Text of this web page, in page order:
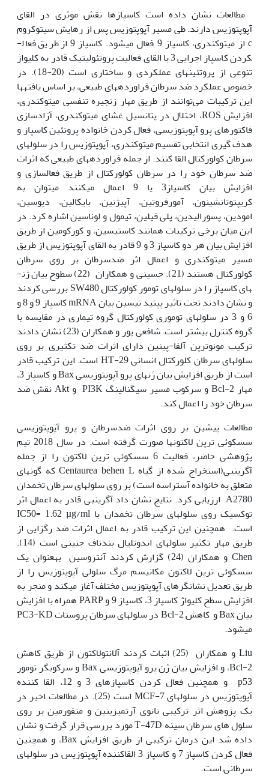
مطالعات نشان داده است کاسپازها نقش موثری در القای
آپوپتوزیس دارند. طی مسیر آپوپتوزیس پس از رهایش سیتوکروم
c از میتوکندری، کاسپاز 9 فعال می­شود. کاسپاز 9 از طریق فعال­
کردن کاسپاز اجرایی 3 با القای فعالیت پروتئولیتیک قادر به کلیواژ
تنوعی از پروتئین­های عملکردی و ساختاری است (20-18). در
خصوص عملکرد ضد سرطان فراورده­های طبیعی، بر اساس یافته­ها
این ترکیبات می‌توانند از طریق مهار زنجیره تنفسی میتوکندری،
افزایش ROS، اختلال در پتانسیل غشای میتوکندری، آزادسازی
فاکتورهای پرو آپوپتوزیسی، فعال کردن خانواده پروتئین کاسپاز و
هدف گیری انتخابی تقسیم میتوکندری، آپوپتوزیس را در سلول‫های
سرطان کولورکتال القا کنند. از جمله فراورده­های طبیعی که اثرات
ضد سرطان خود را در سرطان کولورکتال از طریق فعال­سازی و
افزایش بیان کاسپاز3 یا 9 اعمال می
کنند می­توان به
کریپتوتانشینون، آمورفروتین، آپی­ژنین، بایکالین، دیوسین،
امودین، پسورالیدین، پلی فیلین، تیمول و لوناسین اشاره کرد. در
این میان برخی ترکیبات همانند کاستیسین، و کورکومین از طریق
افزایش بیان هر دو کاسپاز 3 و 9 قادر به القای آپوپتوزیس از طریق
مسیر میتوکندری و اعمال اثر ضدسرطان بر روی سرطان
کولورکتال هستند (21). حسینی و همکاران (22) سطوح بیان ژن­
های کاسپاز را در سلول‫های تومور کولورکتال SW480 بررسی کردند
و نشان دادند تحت تاثیر پپتید نیسین بیان mRNA کاسپاز 9 و 8 و
6 و 3 در سلول‫های توموری کولورکتال گروه تیماری در مقایسه با
گروه کنترل بیشتر است. شافعی پور و همکاران (23) نشان دادند
ترکیب مونوترپن آلفا-پینین دارای اثرات ضد تکثیری بر روی
سلول‫های سرطان کلورکتال انسانی HT-29 است. این ترکیب قادر
است از طریق افزایش بیان ژن‫های پرو آپوپتوزیسی Bax و کاسپاز 3،
مهار Bcl-2 و سرکوب مسیر سیگنالینگ PI3K و Akt نقش ضد
سرطان خود را اعمال کند.
مطالعات پیشین بر روی اثرات ضدسرطان و پرو آپوپتوزیسی
سسکوئی ترپن لاکتون­ها صورت گرفته است. در سال 2018 تیم
پژوهشی حاضر، فعالیت 6 سسکوئی ترپن لاکتون را از جمله
آگرین‫بی(استخراج شده از گیاه Centaurea behen L که گونه­ای
متعلق به خانواده آستراسه است) بر روی سلول‫های سرطان تخمدان
A2780 ارزیابی کرد. نتایج نشان داد آگرین‫بی قادر به اعمال اثر
توکسیک روی سلول‫های سرطان تخمدان با IC50= 1.62 µg/ml
است. همچنین این ترکیب قادر به اعمال اثرات ضد رگ­زایی از
طریق مهار تکثیر سلول‫های اندوتلیال بندناف جنینی است (14).
Chen و همکاران (24) گزارش کردند آنتروسین به‫عنوان یک
سسکوئی ترپن لاکتون مکانیسم مرگ سلولی آپوپتوزیس را از
طریق تعدیل نشانگرهای آپوپتوزیس مختلف آغاز می‫کند و منجر به
افزایش سطح کلیواژ کاسپاز 3، کاسپاز 9 و PARP همراه با افزایش
بیان Bax و کاهش Bcl-2 در سلول‫های سرطان پروستات PC3-KD
می­‫شود.
Liu و همکاران (25) اثبات کردند آلانتولاکتون از طریق کاهش
Bcl-2، و افزایش بیان ژن پرو آپوپتوزیسی Bax و سرکوب‫گر تومور
p53 و همچنین فعال کردن کاسپازهای 3 و 12، القا کننده
آپوپتوزیس در سلول‫های MCF-7 است (25). در مطالعات اخیر در
یک پژوهش اثر ترکیبی نانوی آرتمیزینین و متفورمین بر روی
سلول های سرطان سینه T-47D مورد بررسی قرار گرفت و نشان
داده شد این درمان ترکیبی از طریق افزایش Bax، و همچنین
فعال کردن کاسپاز 7 و کاسپاز 3 القاکننده آپوپتوزیس در سلول‫های
سرطانی است.